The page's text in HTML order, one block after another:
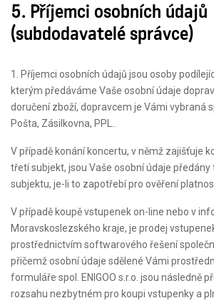
5. Příjemci osobních údajů
(subdodavatelé správce)
1. Příjemci osobních údajů jsou osoby
kterým předáváme Vaše osobní údaje
doručení zboží, dopravcem je Vámi vybraná
Pošta, Zásilkovna, PPL..
V případě konání koncertu, v němž zajišťuje
třetí subjekt, jsou Vaše osobní údaje
subjektu, je-li to zapotřebí pro ověření
V případě koupě vstupenek on-line nebo v
Moravskoslezského kraje, je prodej
prostřednictvím softwarového řešení
přičemž osobní údaje sdělené Vámi
formuláře spol. ENIGOO s.r.o. jsou následně
rozsahu nezbytném pro koupi vstupenky a